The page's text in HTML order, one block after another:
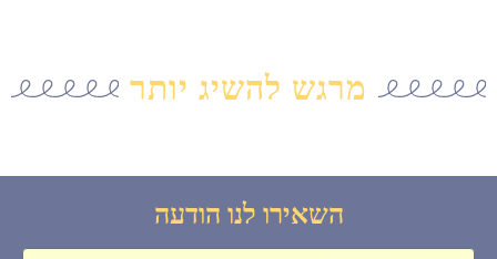
מרגש להשיג יותר
השאירו לנו הודעה